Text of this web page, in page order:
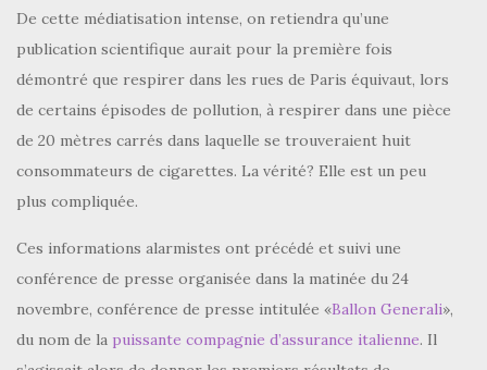
De cette médiatisation intense, on retiendra qu’une
publication scientifique aurait pour la première fois
démontré que respirer dans les rues de Paris équivaut, lors
de certains épisodes de pollution, à respirer dans une pièce
de 20 mètres carrés dans laquelle se trouveraient huit
consommateurs de cigarettes. La vérité? Elle est un peu
plus compliquée.
Ces informations alarmistes ont précédé et suivi une
conférence de presse organisée dans la matinée du 24
novembre, conférence de presse intitulée «Ballon Generali»,
du nom de la puissante compagnie d’assurance italienne. Il